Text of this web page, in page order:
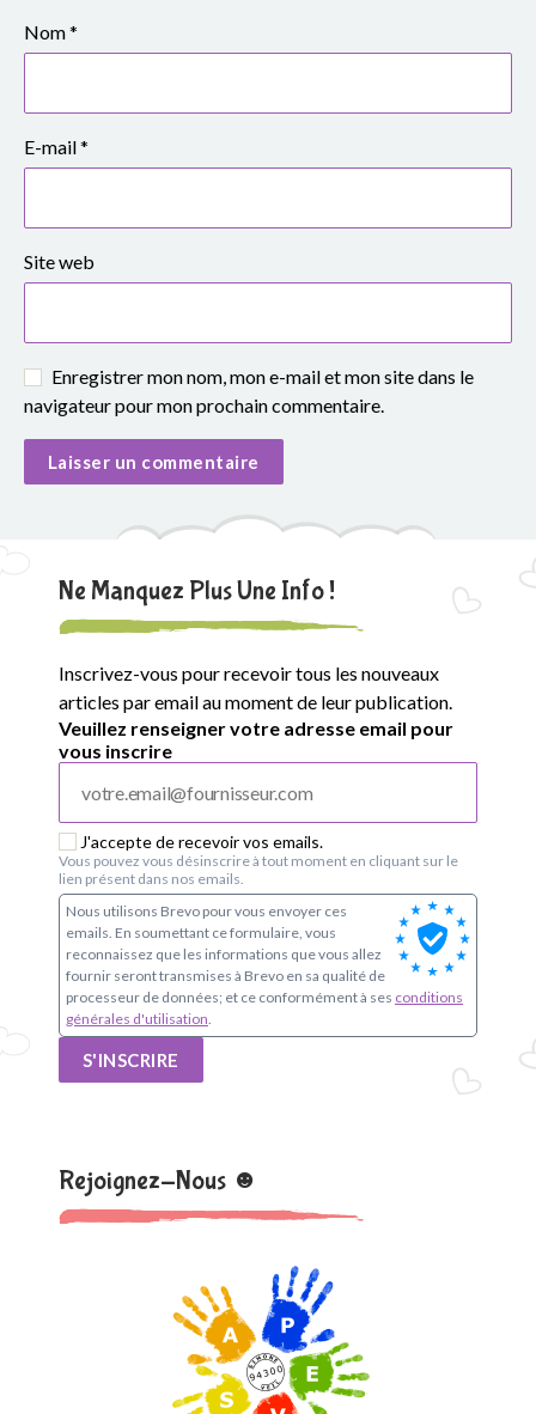
Nom*
E-mail*
Site web
Enregistrer mon nom, mon e-mail et mon site dans le
navigateur pour mon prochain commentaire.
Ne Manquez Plus Une Info !
Inscrivez-vous pour recevoir tous les nouveaux
articles par email au moment de leur publication.
Veuillez renseigner votre adresse email pour
vous inscrire
J'accepte de recevoir vos emails.
Vous pouvez vous désinscrire à tout moment en cliquant sur le
lien présent dans nos emails.
Nous utilisons Brevo pour vous envoyer ces
emails. En soumettant ce formulaire, vous
reconnaissez que les informations que vous allez
fournir seront transmises à Brevo en sa qualité de
processeur de données; et ce conformément à ses conditions
générales d'utilisation
S'INSCRIRE
Rejoignez-Nous ☻